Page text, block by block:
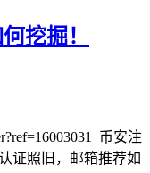
挖掘！
币安注
证照旧，邮箱推荐如